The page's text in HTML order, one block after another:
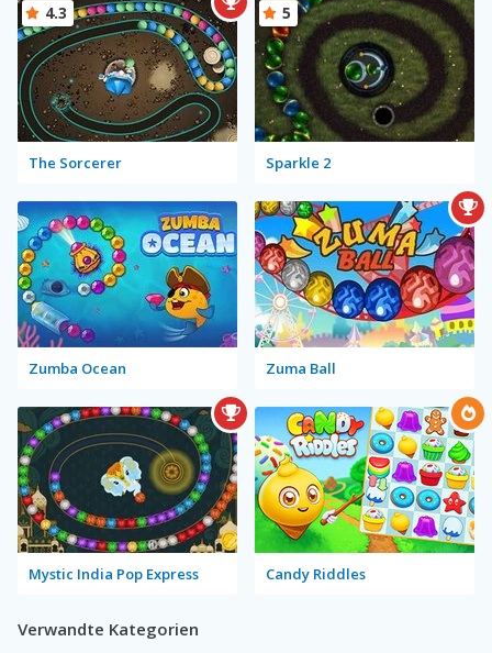
The Sorcerer
4.3
Sparkle 2
5
Zumba Ocean Zuma Ball
Mystic India Pop Express Candy Riddles
Verwandte Kategorien